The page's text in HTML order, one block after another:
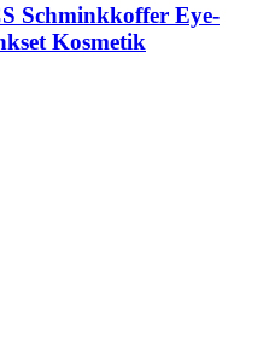
Schminkkoffer Eye-
Kosmetik